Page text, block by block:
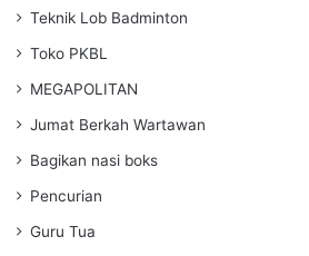
Teknik Lob Badminton
Toko PKBL
MEGAPOLITAN
Jumat Berkah Wartawan
Bagikan nasi boks
Pencurian
Guru Tua